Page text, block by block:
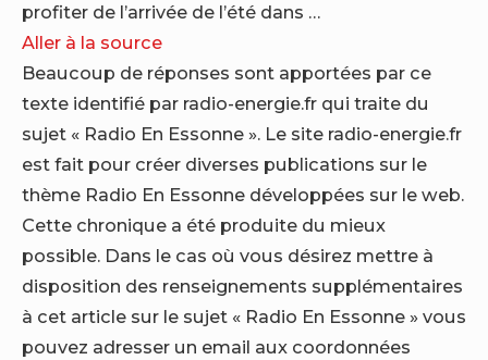
profiter de l’arrivée de l’été dans …
Aller à la source
Beaucoup de réponses sont apportées par ce
texte identifié par radio-energie.fr qui traite du
sujet « Radio En Essonne ». Le site radio-energie.fr
est fait pour créer diverses publications sur le
thème Radio En Essonne développées sur le web.
Cette chronique a été produite du mieux
possible. Dans le cas où vous désirez mettre à
disposition des renseignements supplémentaires
à cet article sur le sujet « Radio En Essonne » vous
pouvez adresser un email aux coordonnées